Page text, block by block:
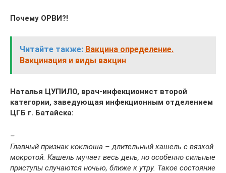
Почему ОРВИ?!
Читайте также: Вакцина определение.
Вакцинация и виды вакцин
Наталья ЦУПИЛО, врач-инфекционист второй
категории, заведующая инфекционным отделением
ЦГБ г. Батайска:
–
Главный признак коклюша – длительный кашель с вязкой
мокротой. Кашель мучает весь день, но особенно сильные
приступы случаются ночью, ближе к утру. Такое состояние